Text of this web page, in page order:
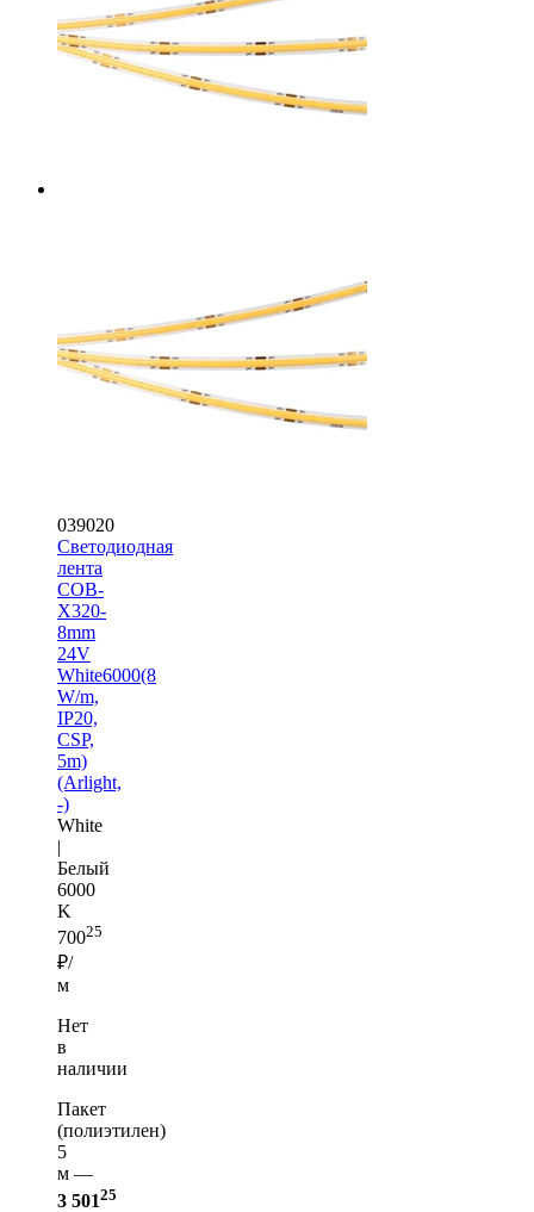
039020
Светодиодная
лента
COB-
X320-
8mm
24V
White6000(8
W/m,
IP20,
CSP,
5m)
(Arlight,
-)
White
|
Белый
6000
K
70025
₽/
м
Нет
в
наличии
Пакет
(полиэтилен)
5
м —
3 50125